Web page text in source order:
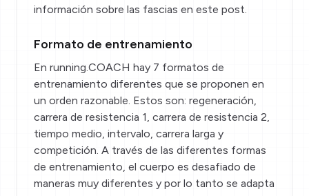
información sobre las fascias en este post.
Formato de entrenamiento
En running.COACH hay 7 formatos de
entrenamiento diferentes que se proponen en
un orden razonable. Estos son: regeneración,
carrera de resistencia 1, carrera de resistencia 2,
tiempo medio, intervalo, carrera larga y
competición. A través de las diferentes formas
de entrenamiento, el cuerpo es desafiado de
maneras muy diferentes y por lo tanto se adapta